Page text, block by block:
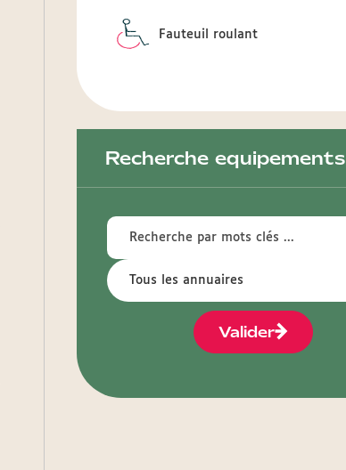
Fauteuil roulant
Recherche equipements
Valider